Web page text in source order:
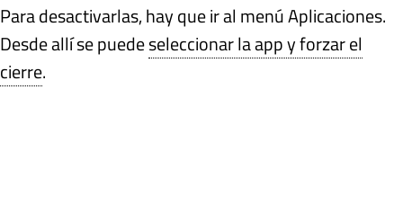
Para desactivarlas, hay que ir al menú Aplicaciones.
Desde allí se puedeseleccionar la app y forzar el
cierre.